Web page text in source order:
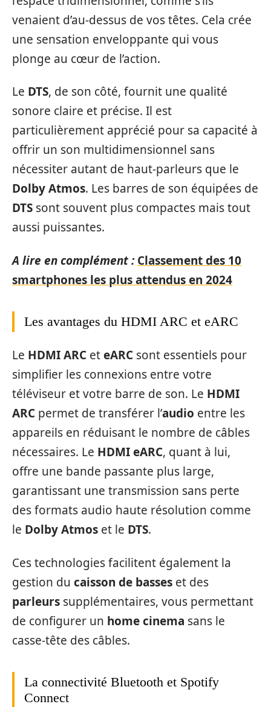
venaient d’au-dessus de vos têtes. Cela crée
une sensation enveloppante qui vous
plonge au cœur de l’action.
Le DTS, de son côté, fournit une qualité
sonore claire et précise. Il est
particulièrement apprécié pour sa capacité à
offrir un son multidimensionnel sans
nécessiter autant de haut-parleurs que le
Dolby Atmos. Les barres de son équipées de
DTS sont souvent plus compactes mais tout
aussi puissantes.
A lire en complément : Classement des 10
smartphones les plus attendus en 2024
Les avantages du HDMI ARC et eARC
Le HDMI ARC eteARC sont essentiels pour
simplifier les connexions entre votre
téléviseur et votre barre de son. Le HDMI
ARC permet de transférer l’audio entre les
appareils en réduisant le nombre de câbles
nécessaires. Le HDMI eARC, quant à lui,
offre une bande passante plus large,
garantissant une transmission sans perte
des formats audio haute résolution comme
le Dolby Atmos et le DTS.
Ces technologies facilitent également la
gestion du caisson de basses et des
parleurs supplémentaires, vous permettant
de configurer un home cinema sans le
casse-tête des câbles.
La connectivité Bluetooth et Spotify
Connect